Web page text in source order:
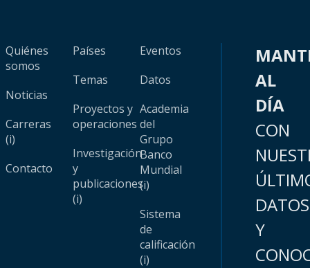
Quiénes
somos
Noticias
Carreras
(i)
Contacto
Países
Temas
Proyectos y
operaciones
Investigación
y
publicaciones
(i)
Eventos
Datos
Academia
del
Grupo
Banco
Mundial
(i)
Sistema
de
calificación
(i)
AL
DÍA
CON
DATOS
Y